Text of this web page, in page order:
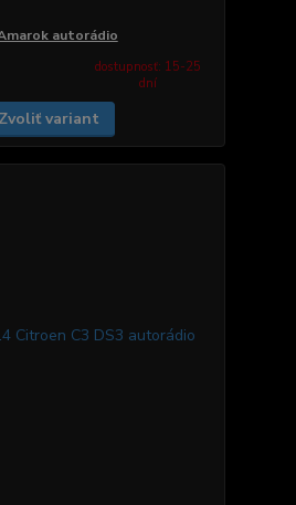
autorádio
dostupnosť: 15-25
dní
Zvoliť variant